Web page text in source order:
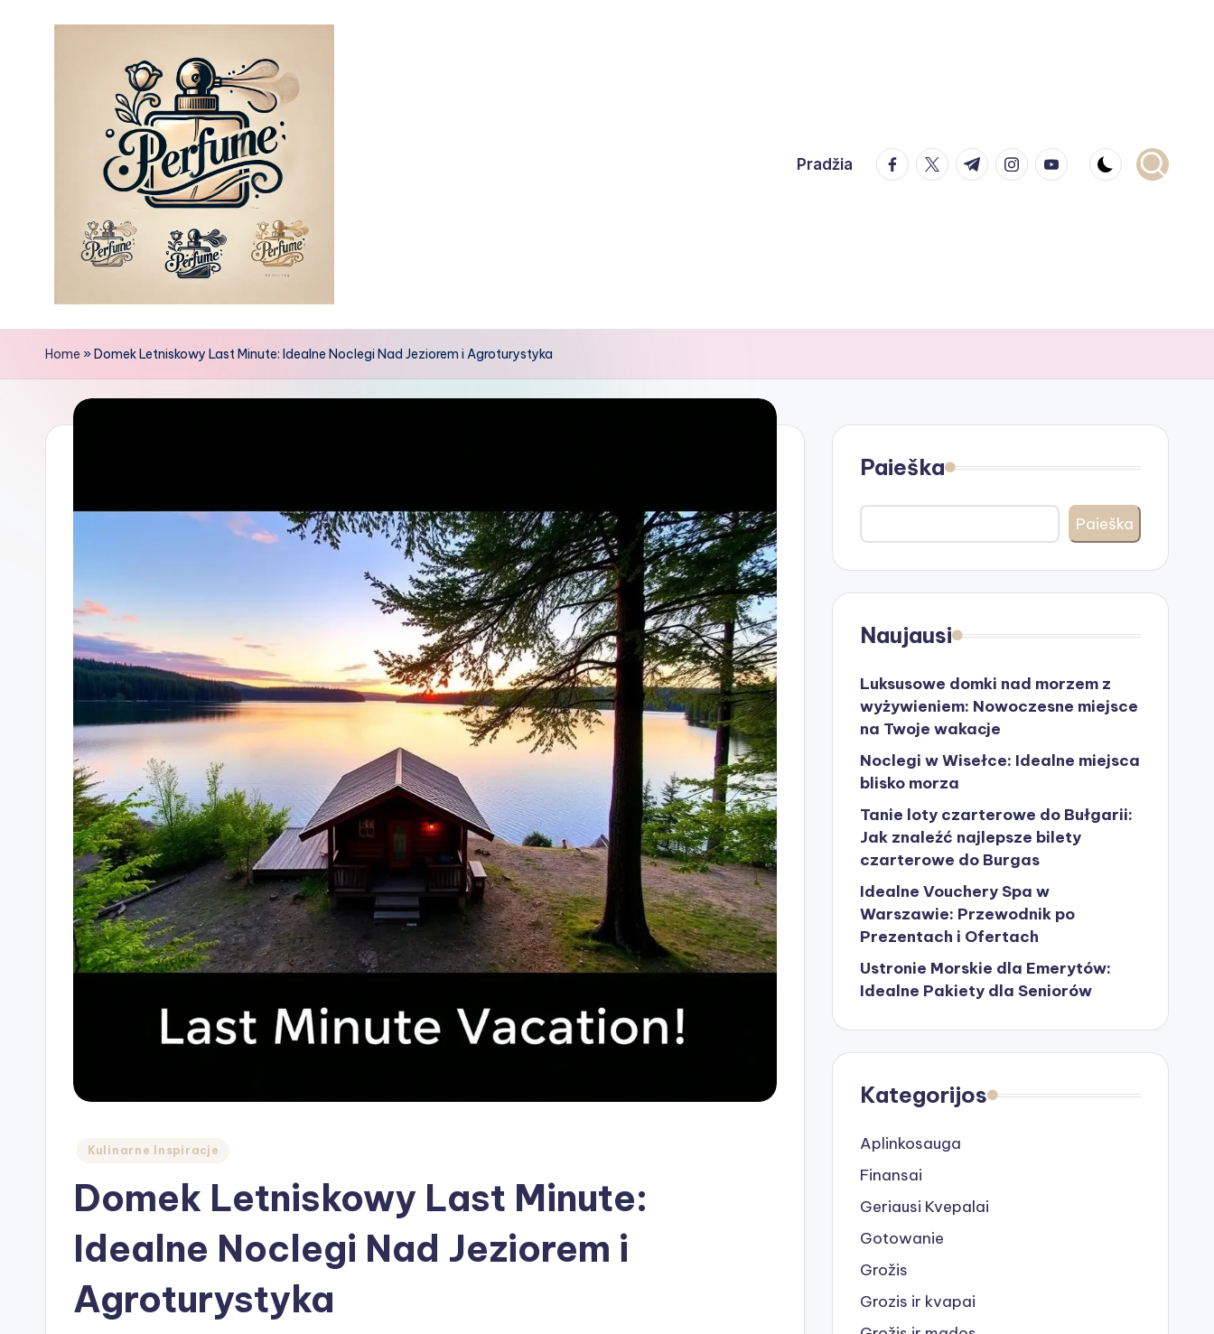
Pradžia facebook.com
twitter.com
t.me instagram.com
youtube.com
Home »Domek Letniskowy Last Minute: Idealne Noclegi Nad Jeziorem i Agroturystyka
Posted
Kulinarne Inspiracje
Domek Letniskowy Last Minute:
Idealne Noclegi Nad Jeziorem i
Agroturystyka
Paieška
Paieška
Naujausi
Luksusowe domki nad morzem z
wyżywieniem: Nowoczesne miejsce
na Twoje wakacje
Noclegi w Wisełce: Idealne miejsca
blisko morza
Tanie loty czarterowe do Bułgarii:
Jak znaleźć najlepsze bilety
czarterowe do Burgas
Idealne Vouchery Spa w
Warszawie: Przewodnik po
Prezentach i Ofertach
Ustronie Morskie dla Emerytów:
Idealne Pakiety dla Seniorów
Kategorijos
Aplinkosauga
Finansai
Geriausi Kvepalai
Gotowanie
Grožis
Grozis ir kvapai